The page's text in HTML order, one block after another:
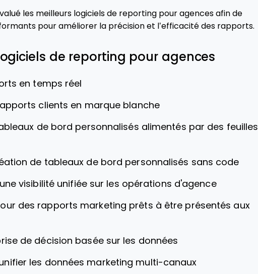
les meilleurs logiciels de reporting pour agences afin de
pour améliorer la précision et l’efficacité des rapports.
de reporting pour agences
en temps réel​
clients en marque blanche
de bord personnalisés alimentés par des feuilles
de tableaux de bord personnalisés sans code
visibilité unifiée sur les opérations d'agence
des rapports marketing prêts à être présentés aux
de décision basée sur les données
les données marketing multi-canaux